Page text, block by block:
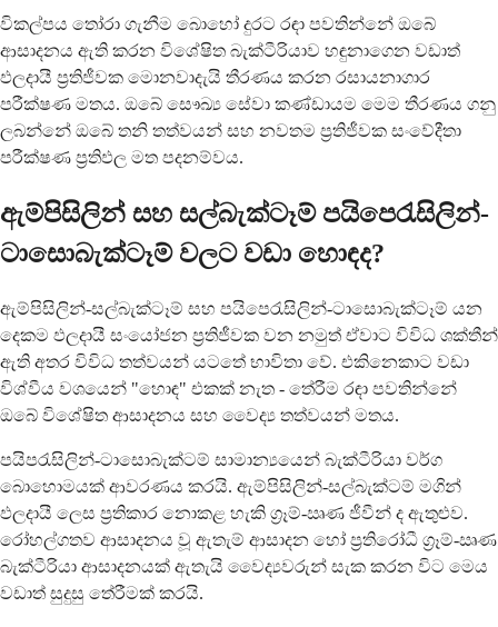
විකල්පය තෝරා ගැනීම බොහෝ දුරට රඳා පවතින්නේ ඔබේ
ආසාදනය ඇති කරන විශේෂිත බැක්ටීරියාව හඳුනාගෙන වඩාත්
ඵලදායී ප්‍රතිජීවක මොනවාදැයි තීරණය කරන රසායනාගාර
පරීක්ෂණ මතය. ඔබේ සෞඛ්‍ය සේවා කණ්ඩායම මෙම තීරණය ගනු
ලබන්නේ ඔබේ තනි තත්වයන් සහ නවතම ප්‍රතිජීවක සංවේදීතා
පරීක්ෂණ ප්‍රතිඵල මත පදනම්වය.
ඇම්පිසිලින් සහ සල්බැක්ටෑම් පයිපෙරැසිලින්-
ටාසොබැක්ටෑම් වලට වඩා හොඳද?
ඇම්පිසිලින්-සල්බැක්ටෑම් සහ පයිපෙරැසිලින්-ටාසොබැක්ටෑම් යන
දෙකම ඵලදායී සංයෝජන ප්‍රතිජීවක වන නමුත් ඒවාට විවිධ ශක්තීන්
ඇති අතර විවිධ තත්වයන් යටතේ භාවිතා වේ. එකිනෙකාට වඩා
විශ්වීය වශයෙන් "හොඳ" එකක් නැත - තේරීම රඳා පවතින්නේ
ඔබේ විශේෂිත ආසාදනය සහ වෛද්‍ය තත්වයන් මතය.
පයිපරැසිලින්-ටාසොබැක්ටම් සාමාන්‍යයෙන් බැක්ටීරියා වර්ග
බොහොමයක් ආවරණය කරයි. ඇම්පිසිලින්-සල්බැක්ටම් මගින්
ඵලදායී ලෙස ප්‍රතිකාර නොකළ හැකි ග්‍රෑම්-ඍණ ජීවීන් ද ඇතුළුව.
රෝහල්ගතව ආසාදනය වූ ඇතැම් ආසාදන හෝ ප්‍රතිරෝධී ග්‍රෑම්-ඍණ
බැක්ටීරියා ආසාදනයක් ඇතැයි වෛද්‍යවරුන් සැක කරන විට මෙය
වඩාත් සුදුසු තේරීමක් කරයි.